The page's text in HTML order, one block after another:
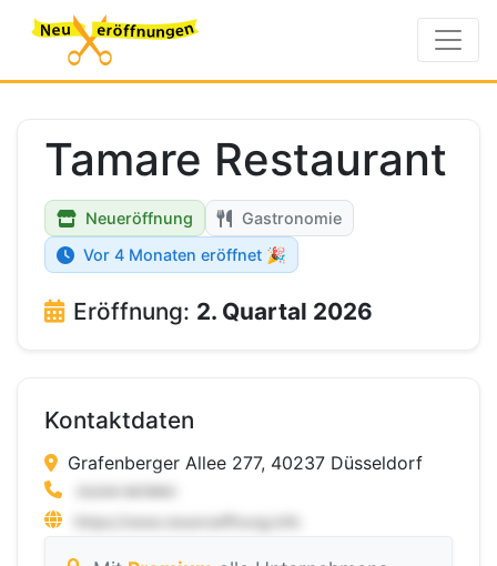
Tamare Restaurant
Neueröffnung
Gastronomie
Vor 4 Monaten eröffnet 🎉
Eröffnung: 2. Quartal 2026
Kontaktdaten
Grafenberger Allee 277, 40237 Düsseldorf